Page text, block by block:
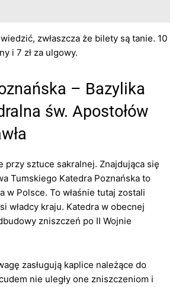
zwłaszcza że bilety są tanie. 10
i 7 zł za ulgowy.
– Bazylika
św. Apostołów
przy sztuce sakralnej. Znajdująca się
Tumskiego Katedra Poznańska to
w Polsce. To właśnie tutaj zostali
władcy kraju. Katedra w obecnej
zniszczeń po II Wojnie
zasługują kaplice należące do
nie uległy one zniszczeniom i